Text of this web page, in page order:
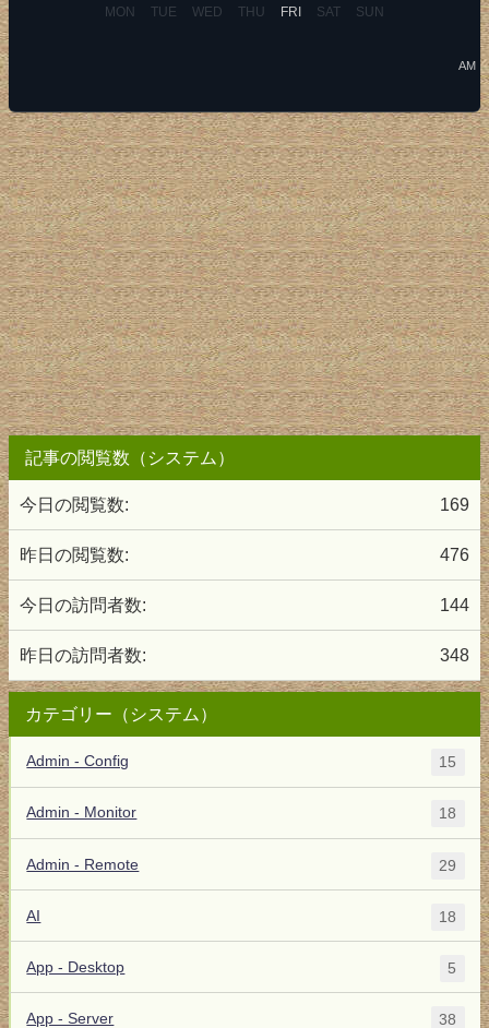
MON TUE WED THU FRI SAT SUN
AM
記事の閲覧数（システム）
169
今日の閲覧数:
476
昨日の閲覧数:
144
今日の訪問者数:
348
昨日の訪問者数:
カテゴリー（システム）
Admin - Config 15
Admin - Monitor 18
Admin - Remote 29
AI 18
App - Desktop 5
App - Server 38